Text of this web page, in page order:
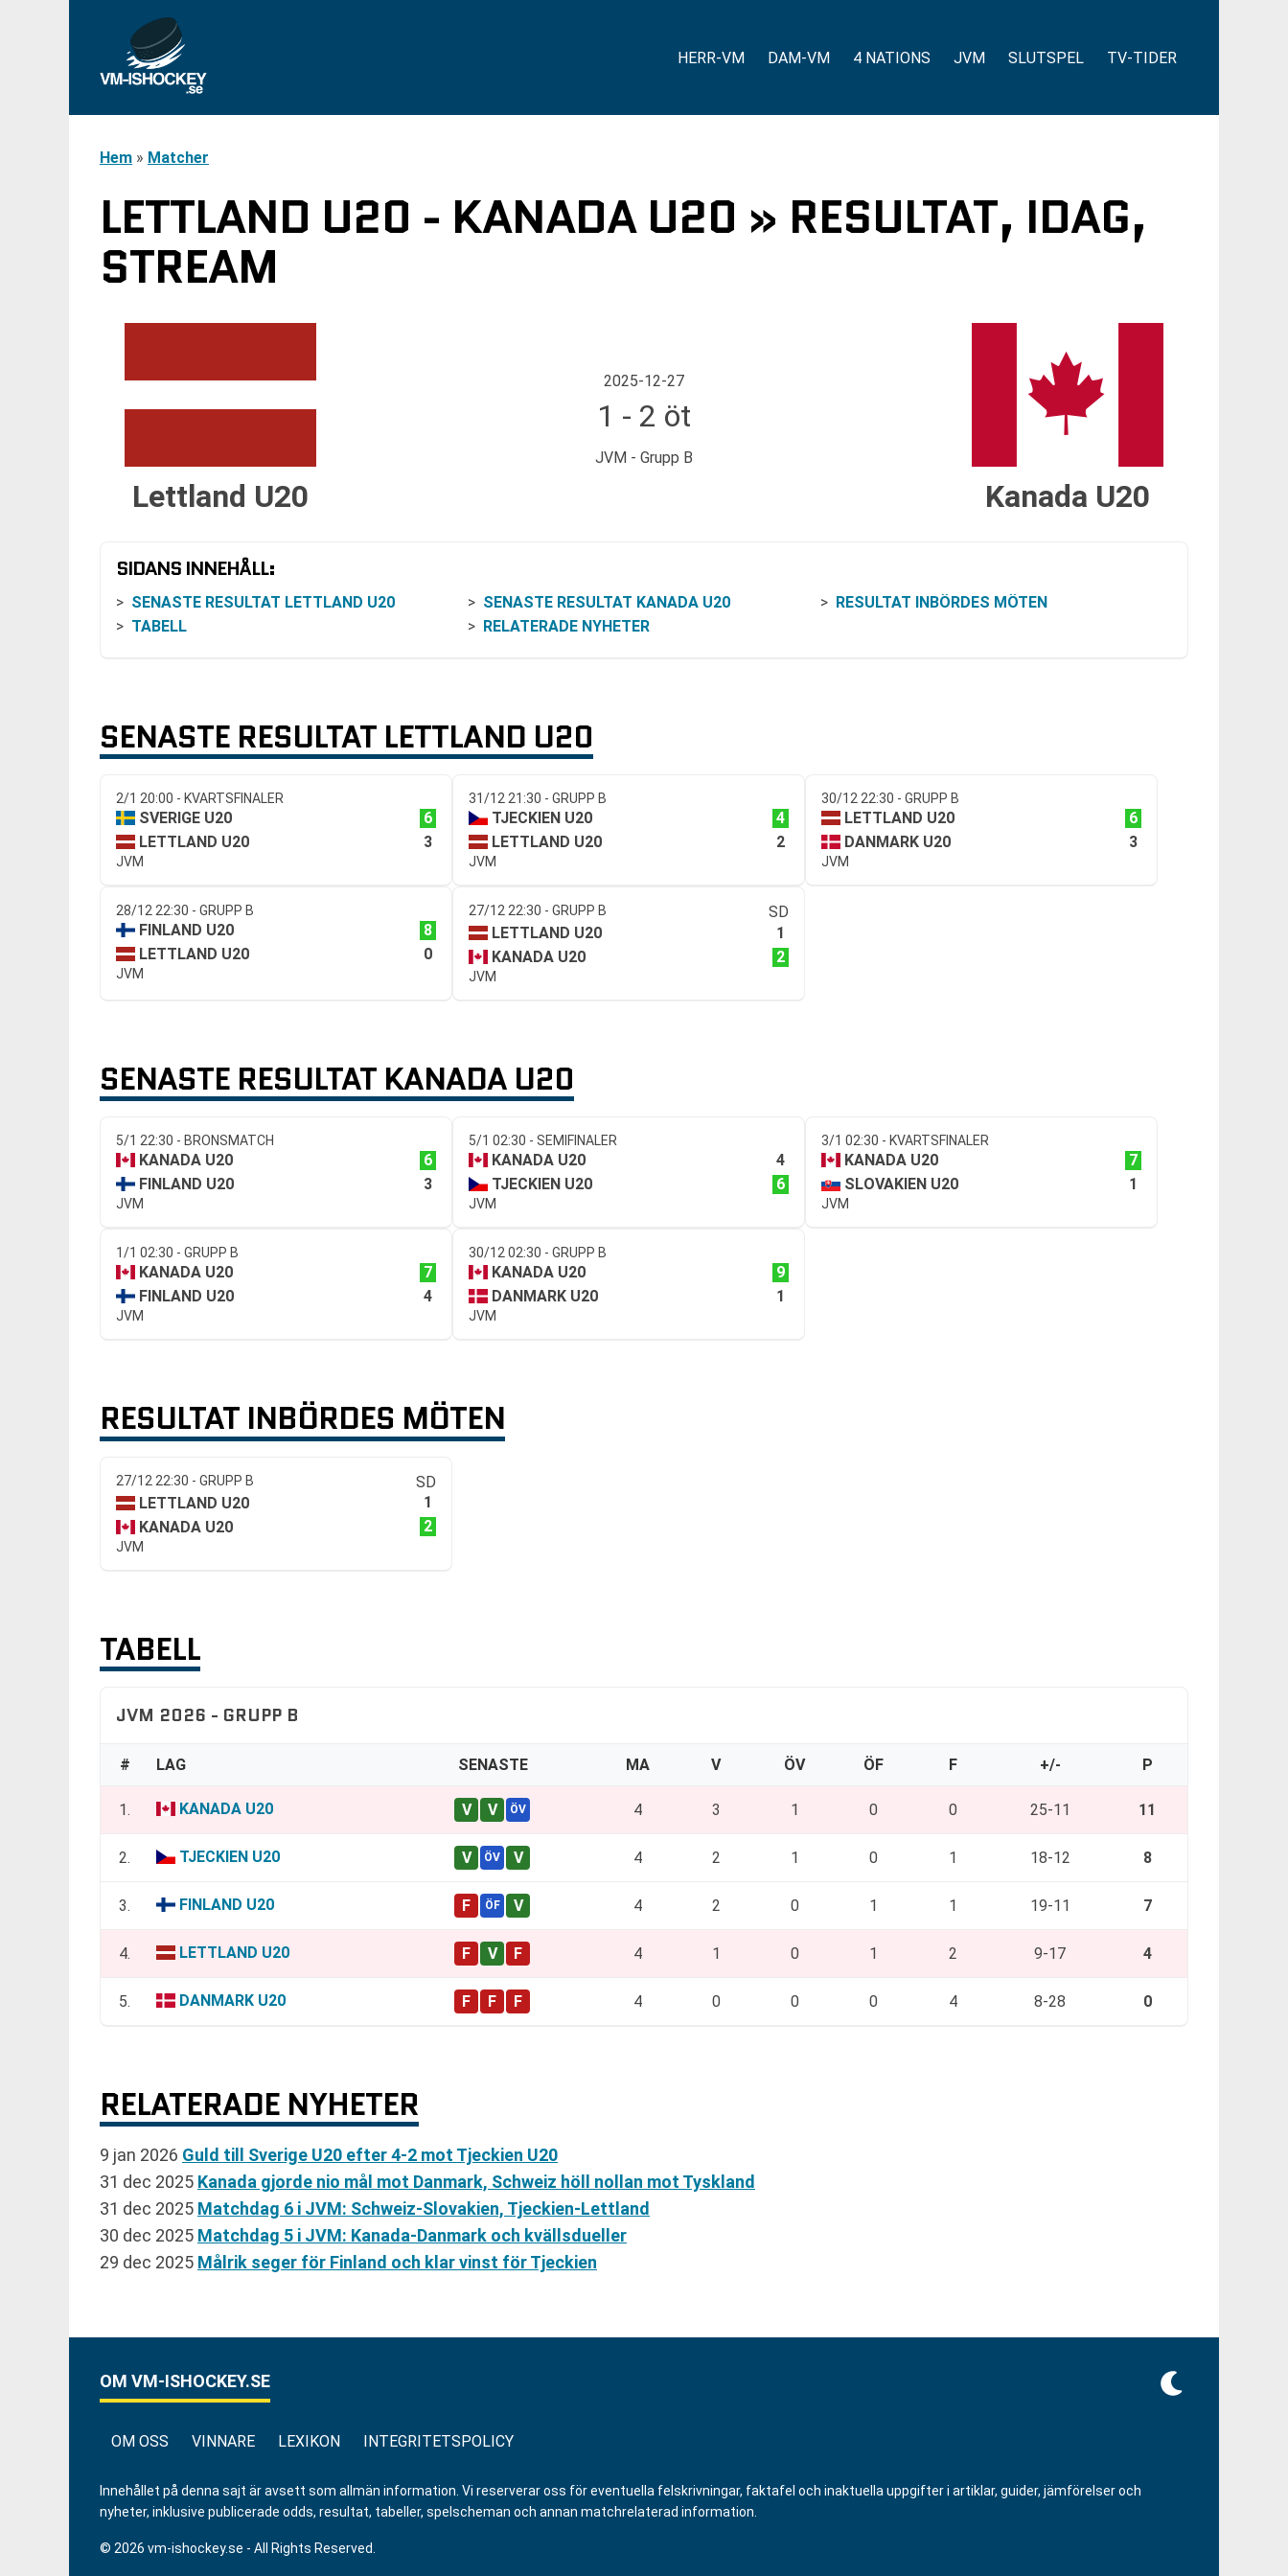
HERR-VM DAM-VM 4 NATIONS JVM SLUTSPEL TV-TIDER
Hem » Matcher
LETTLAND U20 - KANADA U20 » RESULTAT, IDAG,
STREAM
Lettland U20
2025-12-27
1 - 2 öt
JVM - Grupp B
Kanada U20
SIDANS INNEHÅLL:
SENASTE RESULTAT LETTLAND U20 SENASTE RESULTAT KANADA U20
RESULTAT INBÖRDES MÖTEN
TABELL
RELATERADE NYHETER
SENASTE RESULTAT LETTLAND U20
2/1 20:00 - KVARTSFINALER
SVERIGE U20
6
LETTLAND U20
3
JVM
31/12 21:30 - GRUPP B
TJECKIEN U20
4
LETTLAND U20
2
JVM
30/12 22:30 - GRUPP B
LETTLAND U20
6
DANMARK U20
3
JVM
28/12 22:30 - GRUPP B
FINLAND U20
8
LETTLAND U20
0
JVM
27/12 22:30 - GRUPP B
SD
LETTLAND U20
1
KANADA U20
2
JVM
SENASTE RESULTAT KANADA U20
5/1 22:30 - BRONSMATCH
KANADA U20
6
FINLAND U20
3
JVM
5/1 02:30 - SEMIFINALER
KANADA U20
4
TJECKIEN U20
6
JVM
3/1 02:30 - KVARTSFINALER
KANADA U20
7
SLOVAKIEN U20
1
JVM
1/1 02:30 - GRUPP B
KANADA U20
7
FINLAND U20
4
JVM
30/12 02:30 - GRUPP B
KANADA U20
9
DANMARK U20
1
JVM
RESULTAT INBÖRDES MÖTEN
27/12 22:30 - GRUPP B
SD
LETTLAND U20
1
KANADA U20
2
JVM
TABELL
JVM 2026 - GRUPP B
# LAG SENASTE MA V ÖV ÖF F +/- P
1. KANADA U20 4 3 1 0 0 25-11 11
2. TJECKIEN U20 4 2 1 0 1 18-12 8
3. FINLAND U20 4 2 0 1 1 19-11 7
4. LETTLAND U20 4 1 0 1 2 9-17 4
5. DANMARK U20 4 0 0 0 4 8-28 0
RELATERADE NYHETER
9 jan 2026 Guld till Sverige U20 efter 4-2 mot Tjeckien U20
31 dec 2025 Kanada gjorde nio mål mot Danmark, Schweiz höll nollan mot Tyskland
31 dec 2025 Matchdag 6 i JVM: Schweiz-Slovakien, Tjeckien-Lettland
30 dec 2025 Matchdag 5 i JVM: Kanada-Danmark och kvällsdueller
29 dec 2025 Målrik seger för Finland och klar vinst för Tjeckien
OM VM-ISHOCKEY.SE
OM OSS VINNARE LEXIKON INTEGRITETSPOLICY
Innehållet på denna sajt är avsett som allmän information. Vi reserverar oss för eventuella felskrivningar, faktafel och inaktuella uppgifter i artiklar, guider, jämförelser och
nyheter, inklusive publicerade odds, resultat, tabeller, spelscheman och annan matchrelaterad information.
© 2026 vm-ishockey.se - All Rights Reserved.